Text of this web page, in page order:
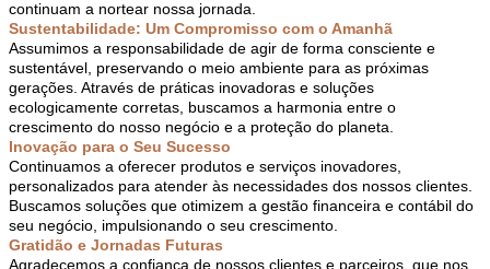
continuam a nortear nossa jornada.
Sustentabilidade: Um Compromisso com o Amanhã
Assumimos a responsabilidade de agir de forma consciente e
sustentável, preservando o meio ambiente para as próximas
gerações. Através de práticas inovadoras e soluções
ecologicamente corretas, buscamos a harmonia entre o
crescimento do nosso negócio e a proteção do planeta.
Inovação para o Seu Sucesso
Continuamos a oferecer produtos e serviços inovadores,
personalizados para atender às necessidades dos nossos clientes.
Buscamos soluções que otimizem a gestão financeira e contábil do
seu negócio, impulsionando o seu crescimento.
Gratidão e Jornadas Futuras
Agradecemos a confiança de nossos clientes e parceiros, que nos